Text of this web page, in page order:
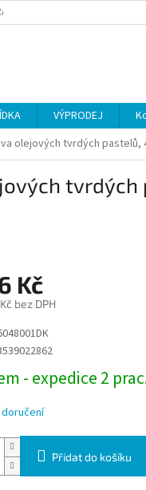
OSOBNÍCH ÚDAJŮ
VÝPRODEJ
olejových tvrdých
Kč
bez DPH
- expedice 2
Přidat do košíku